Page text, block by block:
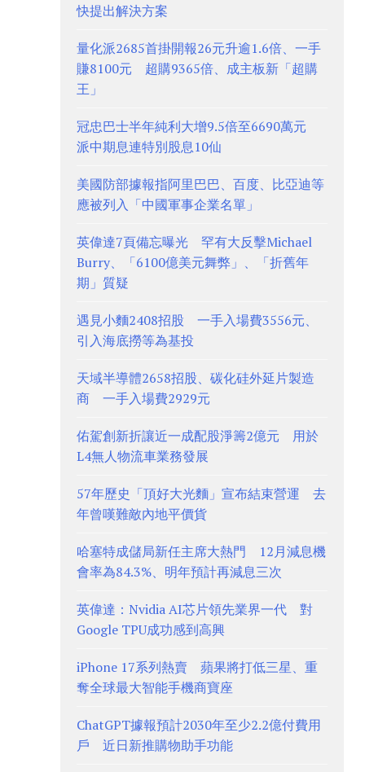
快提出解決方案
量化派2685首掛開報26元升逾1.6倍、一手
賺8100元 超購9365倍、成主板新「超購
王」
冠忠巴士半年純利大增9.5倍至6690萬元
派中期息連特別股息10仙
美國防部據報指阿里巴巴、百度、比亞迪等
應被列入「中國軍事企業名單」
英偉達7頁備忘曝光 罕有大反擊Michael
Burry、「6100億美元舞弊」、「折舊年
期」質疑
遇見小麵2408招股 一手入場費3556元、
引入海底撈等為基投
天域半導體2658招股、碳化硅外延片製造
商 一手入場費2929元
佑駕創新折讓近一成配股淨籌2億元 用於
L4無人物流車業務發展
57年歷史「頂好大光麵」宣布結束營運 去
年曾嘆難敵內地平價貨
哈塞特成儲局新任主席大熱門 12月減息機
會率為84.3%、明年預計再減息三次
英偉達：Nvidia AI芯片領先業界一代 對
Google TPU成功感到高興
iPhone 17系列熱賣 蘋果將打低三星、重
奪全球最大智能手機商寶座
ChatGPT據報預計2030年至少2.2億付費用
戶 近日新推購物助手功能